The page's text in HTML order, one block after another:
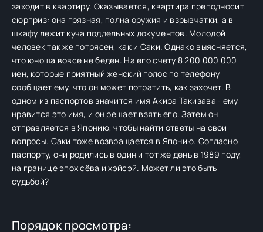
заходит в квартиру. Оказывается, квартира преподносит
сюрприз: она грязная, полна оружия и взрывчатки, а в
шкафу лежит куча поддельных документов. Молодой
человек так же потрясен, как и Саки. Однако выясняется,
что юноша вовсе не беден. На его счету 8 200 000 000
иен, которые приятный женский голос по телефону
сообщает ему, что он может потратить, как захочет. В
одном из паспортов значится имя Акира Такизава - ему
нравится это имя, и он решает взять его. Затем он
отправляется в Японию, чтобы найти ответы на свои
вопросы. Саки тоже возвращается в Японию. Согласно
паспорту, они родились в один и тот же день в 1989 году,
на границе эпох сёва и хэйсэй. Может ли это быть
судьбой?
Порядок просмотра: